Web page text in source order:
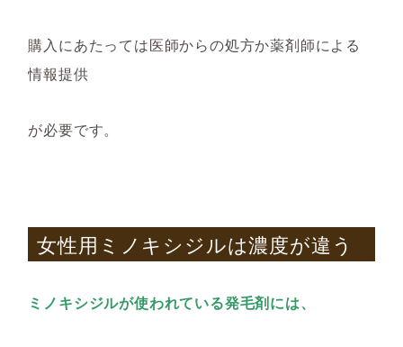
購入にあたっては医師からの処方か薬剤師による
情報提供
が必要です。
女性用ミノキシジルは濃度が違う
ミノキシジルが使われている発毛剤には、